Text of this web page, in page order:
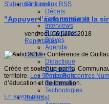
S'informer
Débats
Faits marquants
Interviews
Reportages
Brèves
Agenda
Innover
Didactique
Dispositifs
Pédagogie
Recherche
Technologies
Savoir(s)
S'abonner à ce flux RSS
"Appuyer l’autonomie et la
vendredi, 06 juillet 2018
Reportages
Créée et soutenue par la
territoire. Les 9èmes Rencontres
d’éducation et de formation.
En savoir plus...